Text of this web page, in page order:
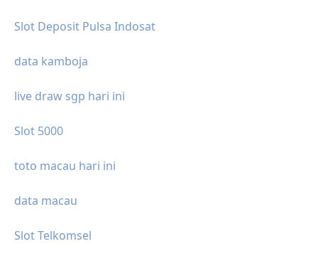
Slot Deposit Pulsa Indosat
data kamboja
live draw sgp hari ini
Slot 5000
toto macau hari ini
data macau
Slot Telkomsel